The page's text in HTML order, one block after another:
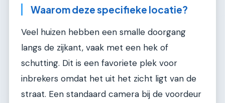
Waarom deze specifieke locatie?
Veel huizen hebben een smalle doorgang
langs de zijkant, vaak met een hek of
schutting. Dit is een favoriete plek voor
inbrekers omdat het uit het zicht ligt van de
straat. Een standaard camera bij de voordeur